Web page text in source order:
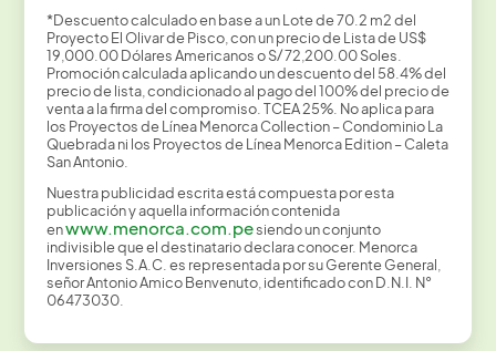
*Descuento calculado en base a un Lote de 70.2 m2 del
Proyecto El Olivar de Pisco, con un precio de Lista de US$
19,000.00 Dólares Americanos o S/ 72,200.00 Soles.
Promoción calculada aplicando un descuento del 58.4% del
precio de lista, condicionado al pago del 100% del precio de
venta a la firma del compromiso. TCEA 25%. No aplica para
los Proyectos de Línea Menorca Collection – Condominio La
Quebrada ni los Proyectos de Línea Menorca Edition – Caleta
San Antonio.
Nuestra publicidad escrita está compuesta por esta
publicación y aquella información contenida
enwww.menorca.com.pesiendo un conjunto
indivisible que el destinatario declara conocer. Menorca
Inversiones S.A.C. es representada por su Gerente General,
señor Antonio Amico Benvenuto, identificado con D.N.I. N°
06473030.